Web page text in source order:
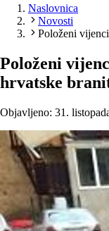
Naslovnica
Novosti
Položeni
Položeni
hrvatske
Objavljeno: 31.